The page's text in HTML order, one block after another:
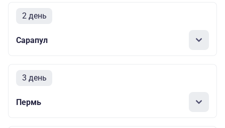
2 день
Сарапул
3 день
Пермь